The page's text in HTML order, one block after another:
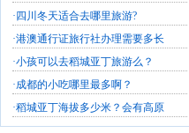
· 四川冬天适合去哪里旅游?
·港澳通行证旅行社办理需要多长
·小孩可以去稻城亚丁旅游么？
·成都的小吃哪里最多啊？
·稻城亚丁海拔多少米？会有高原